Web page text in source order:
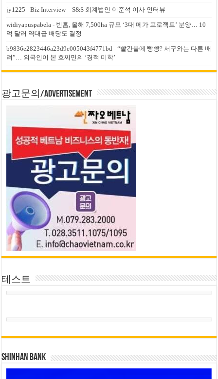
jy1225 -Biz Interview – S&S 회계법인 이준석 이사 인터뷰
widiyapuspabela - 빈홈, 올해 7,500ha 규모 ‘3대 메가 프로젝트’ 분양… 10
억 달러 역대급 배당도 결정
b9836e2823446a23d9e005043f4771bd -“빨간불에 빵빵? 서구와는 다른 배
려”… 외국인이 본 호찌민의 ‘경적 미학’
광고문의/Advertisement
테스트
SHINHAN BANK